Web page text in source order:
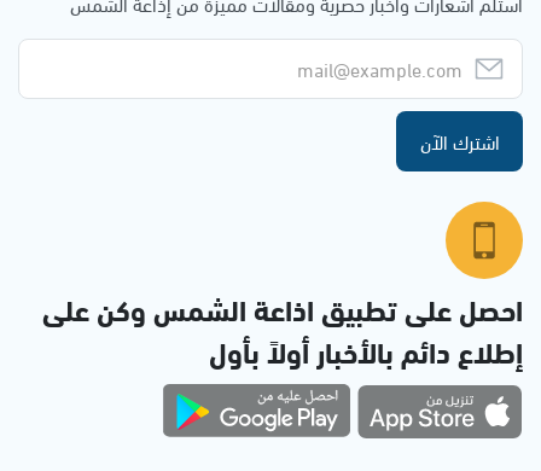
اشترك الآن
احصل على تطبيق اذاعة الشمس وكن على
إطلاع دائم بالأخبار أولاً بأول